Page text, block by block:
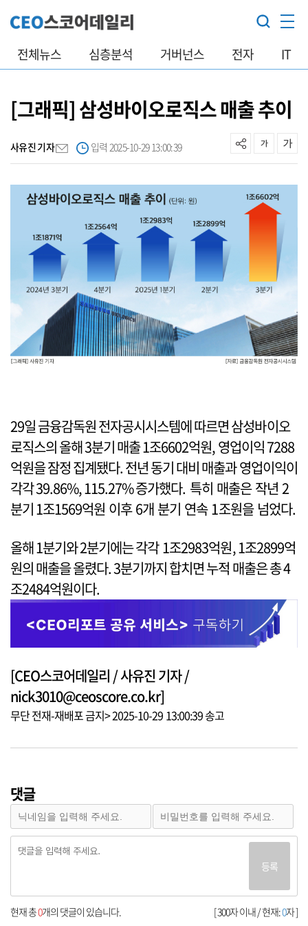
전체뉴스 심층분석 거버넌스 전자 IT
[그래픽] 삼성바이오로직스 매출 추이
사유진 기자 입력 2025-10-29 13:00:39
29일 금융감독원 전자공시시스템에 따르면 삼성바이오
로직스의 올해 3분기 매출 1조6602억원, 영업이익 7288
억원을 잠정 집계됐다. 전년 동기 대비 매출과 영업이익이
각각 39.86%, 115.27% 증가했다. 특히 매출은 작년 2
분기 1조1569억원 이후 6개 분기 연속 1조원을 넘었다.
올해 1분기와 2분기에는 각각 1조2983억원, 1조2899억
원의 매출을 올렸다. 3분기까지 합치면 누적 매출은 총 4
조2484억원이다.
[CEO스코어데일리 / 사유진 기자 /
nick3010@ceoscore.co.kr]
무단 전재-재배포 금지> 2025-10-29 13:00:39 송고
댓글
등록
[ 300자 이내 / 현재:0자 ]
현재 총0개의 댓글이 있습니다.